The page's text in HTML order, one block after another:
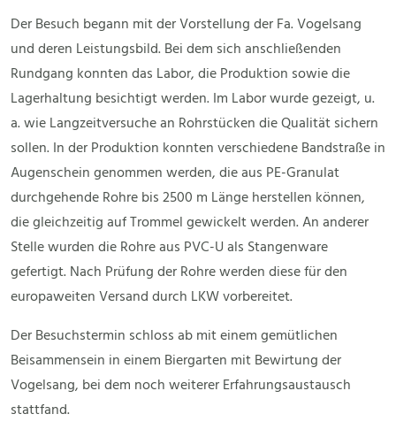
Der Besuch begann mit der Vorstellung der Fa. Vogelsang
und deren Leistungsbild. Bei dem sich anschließenden
Rundgang konnten das Labor, die Produktion sowie die
Lagerhaltung besichtigt werden. Im Labor wurde gezeigt, u.
a. wie Langzeitversuche an Rohrstücken die Qualität sichern
sollen. In der Produktion konnten verschiedene Bandstraße in
Augenschein genommen werden, die aus PE-Granulat
durchgehende Rohre bis 2500 m Länge herstellen können,
die gleichzeitig auf Trommel gewickelt werden. An anderer
Stelle wurden die Rohre aus PVC-U als Stangenware
gefertigt. Nach Prüfung der Rohre werden diese für den
europaweiten Versand durch LKW vorbereitet.
Der Besuchstermin schloss ab mit einem gemütlichen
Beisammensein in einem Biergarten mit Bewirtung der
Vogelsang, bei dem noch weiterer Erfahrungsaustausch
stattfand.